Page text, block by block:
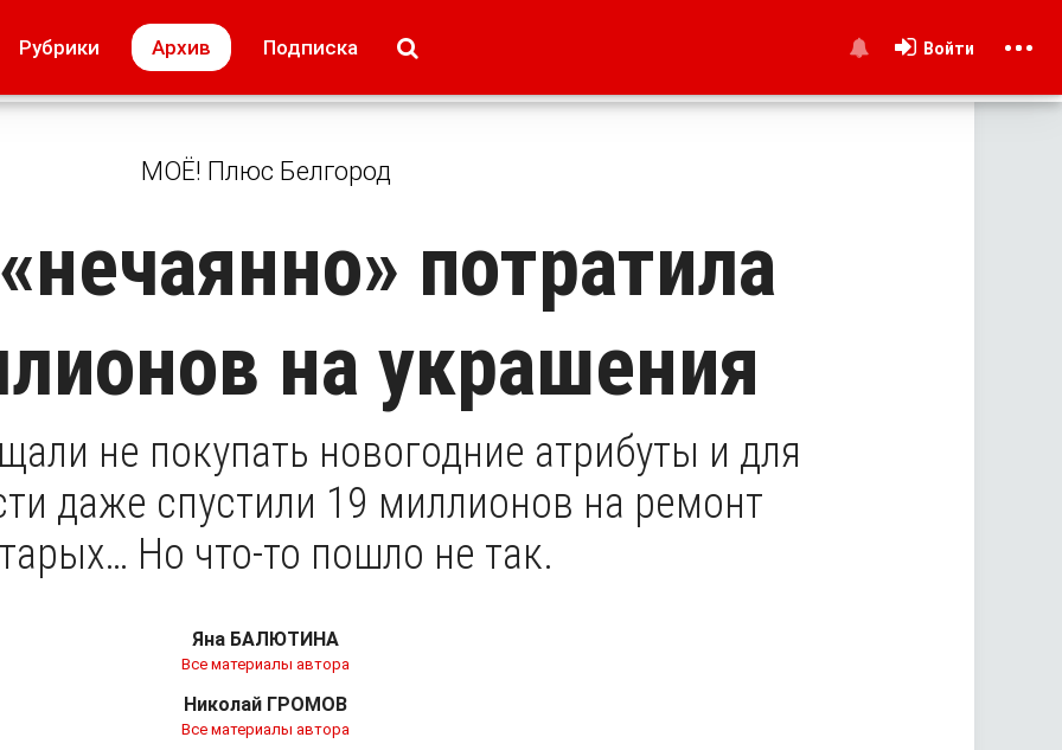
Рубрики Архив Подписка Войти
МОЁ! Плюс Липецк
Образование + карьера
Свадьба недели
МОЁ! Плюс Белгород
потратила
на украшения
не покупать новогодние атрибуты и для
даже спустили 19 миллионов на ремонт
Но что-то пошло не так.
Яна БАЛЮТИНА
Все материалы автора
Николай ГРОМОВ
Все материалы автора